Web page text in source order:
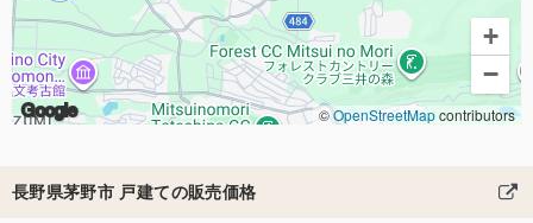
Google
+
−
©OpenStreetMapcontributors
長野県茅野市 戸建ての販売価格